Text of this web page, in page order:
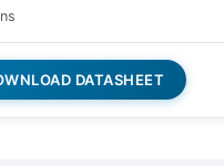
DATASHEET